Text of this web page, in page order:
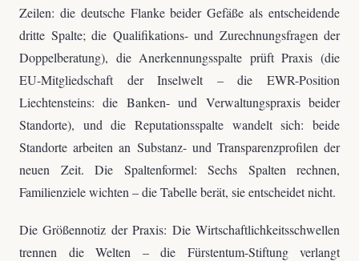
Zeilen: die deutsche Flanke beider Gefäße als entscheidende
dritte Spalte; die Qualifikations- und Zurechnungsfragen der
Doppelberatung), die Anerkennungsspalte prüft Praxis (die
EU-Mitgliedschaft der Inselwelt – die EWR-Position
Liechtensteins: die Banken- und Verwaltungspraxis beider
Standorte), und die Reputationsspalte wandelt sich: beide
Standorte arbeiten an Substanz- und Transparenzprofilen der
neuen Zeit. Die Spaltenformel: Sechs Spalten rechnen,
Familienziele wichten – die Tabelle berät, sie entscheidet nicht.
Die Größennotiz der Praxis: Die Wirtschaftlichkeitsschwellen
trennen die Welten – die Fürstentum-Stiftung verlangt